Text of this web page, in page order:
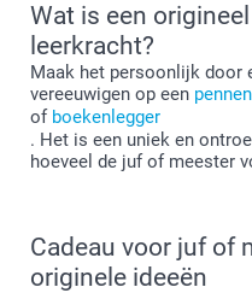
Wat is een
leerkracht?
Maak het persoonlijk door
vereeuwigen op een
of boekenlegger
. Het is een uniek en
hoeveel de juf of meester
Cadeau voor juf of
originele ideeën